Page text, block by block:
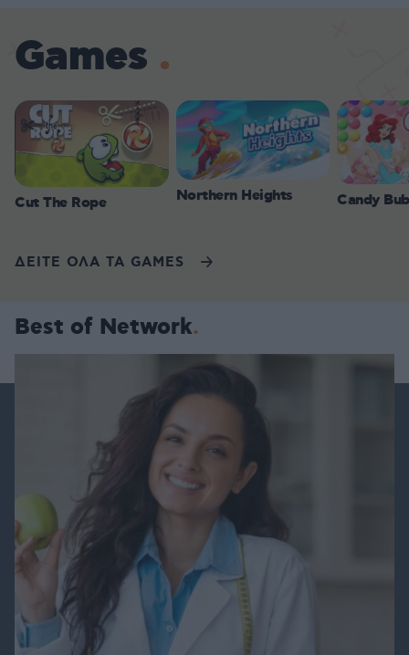
Games
Cut The Rope Northern Heights Candy
ΔΕΙΤΕ ΟΛΑ ΤΑ GAMES
Best of Network